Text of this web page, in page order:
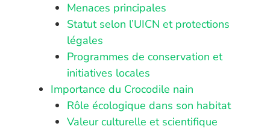
Menaces principales
Statut selon l’UICN et protections
légales
Programmes de conservation et
initiatives locales
Importance du Crocodile nain
Rôle écologique dans son habitat
Valeur culturelle et scientifique